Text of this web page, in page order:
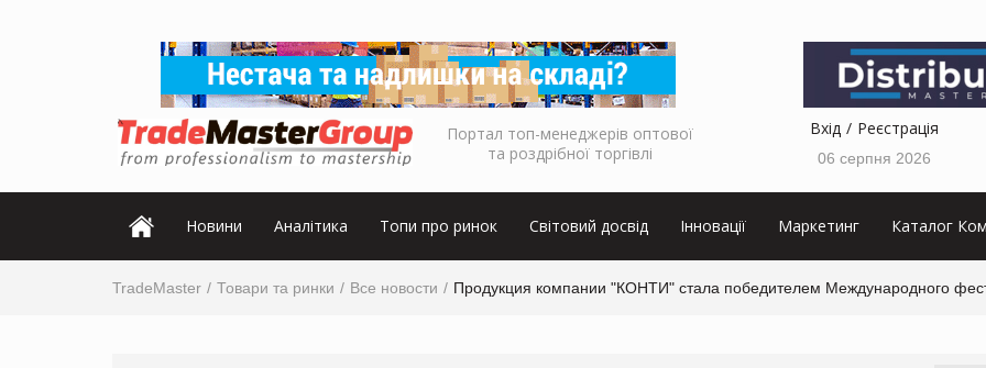
Портал топ-менеджерів оптової
та роздрібної торгівлі
Вхід Реєстрація
06 серпня 2026
Новини Аналітика Топи про ринок Світовий досвід Інновації Маркетинг Каталог
TradeMaster Товари та ринки Все новости Продукция компании "КОНТИ" стала победителем Международного